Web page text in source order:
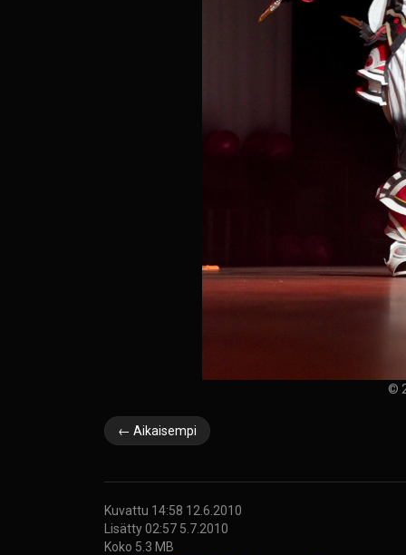
©
← Aikaisempi
Kuvattu 14:58 12.6.2010
Lisätty 02:57 5.7.2010
Koko 5.3 MB